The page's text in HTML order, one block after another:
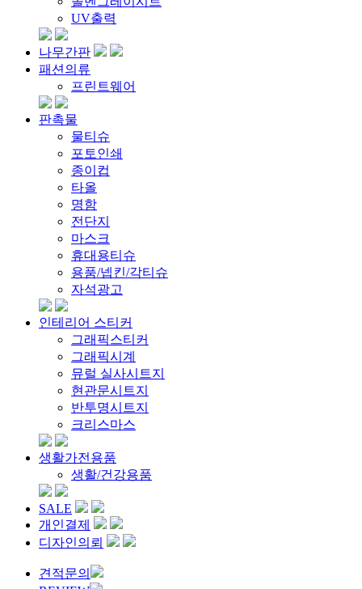
UV출력
나무간판
패션의류
프린트웨어
판촉물
물티슈
포토인쇄
종이컵
타올
명함
전단지
마스크
휴대용티슈
용품/넵킨/각티슈
자석광고
인테리어 스티커
그래픽스티커
그래픽시계
뮤럴 실사시트지
현관문시트지
반투명시트지
크리스마스
생활가전용품
생활/건강용품
SALE
개인결제
디자인의뢰
견적문의